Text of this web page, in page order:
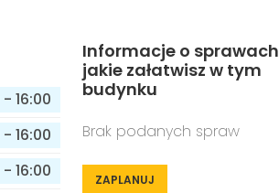
- 16:00
- 16:00
- 16:00
Informacje o sprawach
jakie załatwisz w tym
budynku
Brak podanych spraw
ZAPLANUJ